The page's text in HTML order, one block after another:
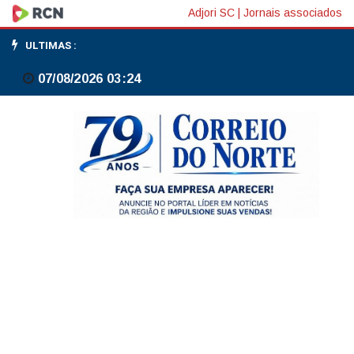
Fed
terá
espaço
reduzir
Adjori SC Jornais associados
ULTIMAS :
07/08/2026 03:24